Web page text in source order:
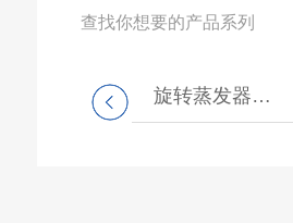
查找你想要的产品系列
旋转蒸发器系列